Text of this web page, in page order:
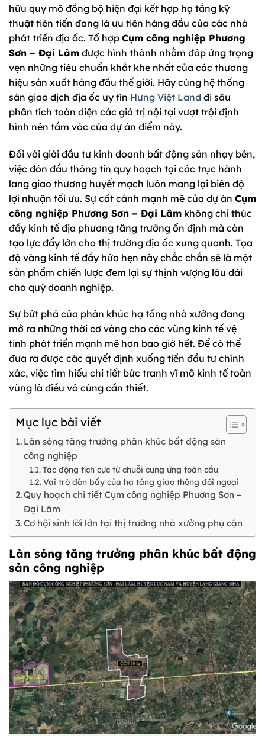
hữu quy mô đồng bộ hiện đại kết hợp hạ tầng kỹ
thuật tiên tiến đang là ưu tiên hàng đầu của các nhà
phát triển địa ốc. Tổ hợp Cụm công nghiệp Phương
Sơn – Đại Lâm được hình thành nhằm đáp ứng trọng
vẹn những tiêu chuẩn khắt khe nhất của các thương
hiệu sản xuất hàng đầu thế giới. Hãy cùng hệ thống
sàn giao dịch địa ốc uy tín Hưng Việt Land đi sâu
phân tích toàn diện các giá trị nội tại vượt trội định
hình nên tầm vóc của dự án điểm này.
Đối với giới đầu tư kinh doanh bất động sản nhạy bén,
việc đón đầu thông tin quy hoạch tại các trục hành
lang giao thương huyết mạch luôn mang lại biên độ
lợi nhuận tối ưu. Sự cất cánh mạnh mẽ của dự án Cụm
công nghiệp Phương Sơn – Đại Lâm không chỉ thúc
đẩy kinh tế địa phương tăng trưởng ổn định mà còn
tạo lực đẩy lớn cho thị trường địa ốc xung quanh. Tọa
độ vàng kinh tế đầy hứa hẹn này chắc chắn sẽ là một
sản phẩm chiến lược đem lại sự thịnh vượng lâu dài
cho quý doanh nghiệp.
Sự bứt phá của phân khúc hạ tầng nhà xưởng đang
mở ra những thời cơ vàng cho các vùng kinh tế vệ
tinh phát triển mạnh mẽ hơn bao giờ hết. Để có thể
đưa ra được các quyết định xuống tiền đầu tư chính
xác, việc tìm hiểu chi tiết bức tranh vĩ mô kinh tế toàn
vùng là điều vô cùng cần thiết.
Mục lục bài viết
Làn sóng tăng trưởng phân khúc bất động sản
công nghiệp
Tác động tích cực từ chuỗi cung ứng toàn cầu
Vai trò đòn bẩy của hạ tầng giao thông đối ngoại
Quy hoạch chi tiết Cụm công nghiệp Phương Sơn –
Đại Lâm
Cơ hội sinh lời lớn tại thị trường nhà xưởng phụ cận
Làn sóng tăng trưởng phân khúc bất động
sản công nghiệp